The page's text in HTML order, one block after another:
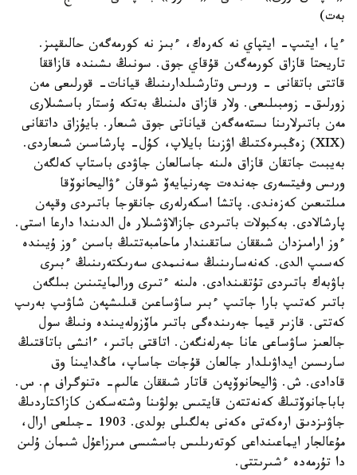
بەت)
ءيا، ايتىپ- ايتپاي نە كەرەك، ءبىز نە كورمەگەن حالىقپىز.
تاريحتا قازاق كورمەگەن قۇقاي جوق. سونىڭ ىشىندە قازاققا
قاتتى باتقانى - ورىس وتارشىلدارىنىڭ قيانات- قورلىعى مەن
زورلىق- زومبىلىعى. ولار قازاق ەلىنىڭ بەتكە ۇستار باسشىلارى
مەن باتىرلارىنا ىستەمەگەن قياناتى جوق شىعار. بايۇزاق داتقانى
(XIX) زەڭبىرەكتىڭ اۋزىنا بايلاپ، كۇل- پارشاسىن شىعاردى.
بەيبىت جاتقان قازاق ەلىنە جاسالعان جاۋدى باستاپ كەلگەن
ورىس وفيتسەرى جەندەت چەرنيايەۆ شوقان ءۋاليحانوۆقا
مىلتىعىن كەزەندى. پاتشا اسكەرلەرى جانقوجا باتىردى وقپەن
پارشالادى. بەكبولات باتىردى جازالاۋشىلار ەل الدىندا دارعا استى.
ءوز ارامىزدان شىققان ساتقىندار ماحامبەتتىڭ باسىن ءوز ۇيىندە
كەسىپ الدى. كەنەسارىنىڭ سەنىمدى سەرىكتەرىنىڭ ءبىرى
باۋبەك باتىردى تۇتقىندادى. ەلىنە ءتىرى ورالمايتىنىن بىلگەن
باتىر كەتىپ بارا جاتىپ ءبىر ساۋساعىن قىلىشپەن شاۋىپ بەرىپ
كەتتى. قازىر قيما جەرىندەگى باتىر ماۆزولەيىندە ونىڭ سول
جالعىز ساۋساعى عانا جەرلەنگەن. اتاقتى باتىر، ءانشى باتاقتىڭ
سارىسىن ايداۋىلدار جالعان قۇجات جاساپ، ماڭدايىنا وق
قادادى. ش. ۋاليحانوۆپەن قاتار شىققان عالىم- ەتنوگراف م. س.
باباجانوۆتىڭ كەنەتتەن قايتىس بولۋىنا وشتەسكەن كازاكتاردىڭ
جاۋىزدىق ارەكەتى ەكەنى بەلگىلى بولدى. 1903 -جىلعى ارال،
مۇعالجار ايماعىنداعى كوتەرىلىس باسشىسى مىرزاعۇل شىمان ۇلىن
دا تۇرمەدە ءشىرىتتى.